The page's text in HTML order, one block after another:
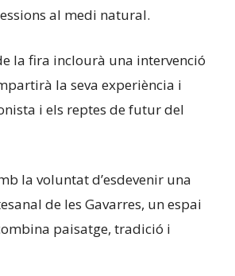
al medi natural.
la fira inclourà una intervenció
la seva experiència i
i els reptes de futur del
la voluntat d’esdevenir una
de les Gavarres, un espai
paisatge, tradició i